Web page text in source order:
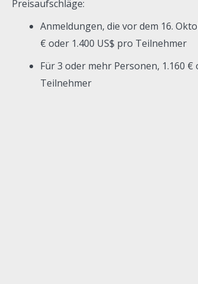
Preisaufschläge:
Anmeldungen, die vor dem 16.
€ oder 1.400 US$ pro Teilnehmer
Für 3 oder mehr Personen, 1.160 €
Teilnehmer